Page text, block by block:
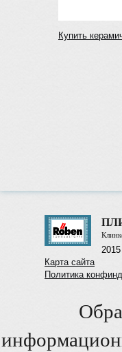
Купить
Карта сайта
Политика